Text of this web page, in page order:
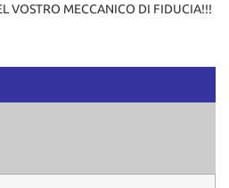
VOSTRO MECCANICO DI FIDUCIA!!!